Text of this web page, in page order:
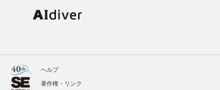
ヘルプ
著作権・リンク